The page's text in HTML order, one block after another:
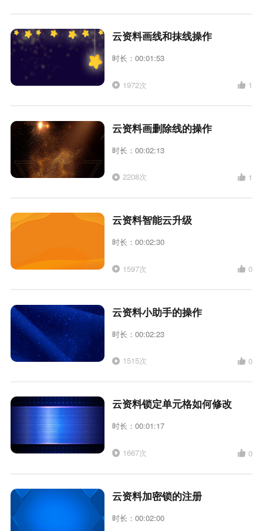
云资料画线和抹线操作
时长：00:01:53
1972次 1
云资料画删除线的操作
时长：00:02:13
2208次 1
云资料智能云升级
时长：00:02:30
1597次 0
云资料小助手的操作
时长：00:02:23
1515次 0
云资料锁定单元格如何修改
时长：00:01:17
1667次 0
云资料加密锁的注册
时长：00:02:00